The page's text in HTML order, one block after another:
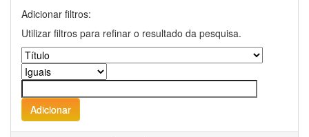
Adicionar filtros:
Utilizar filtros para refinar o resultado da pesquisa.